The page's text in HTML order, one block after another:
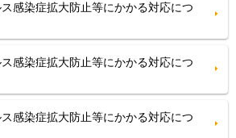
感染症拡大防止等にかかる対応につ
感染症拡大防止等にかかる対応につ
感染症拡大防止等にかかる対応につ